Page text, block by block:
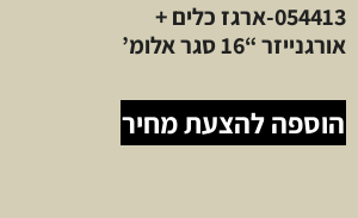
054413-ארגז כלים +
אורגנייזר “16 סגר אלומ’
הוספה להצעת מחיר